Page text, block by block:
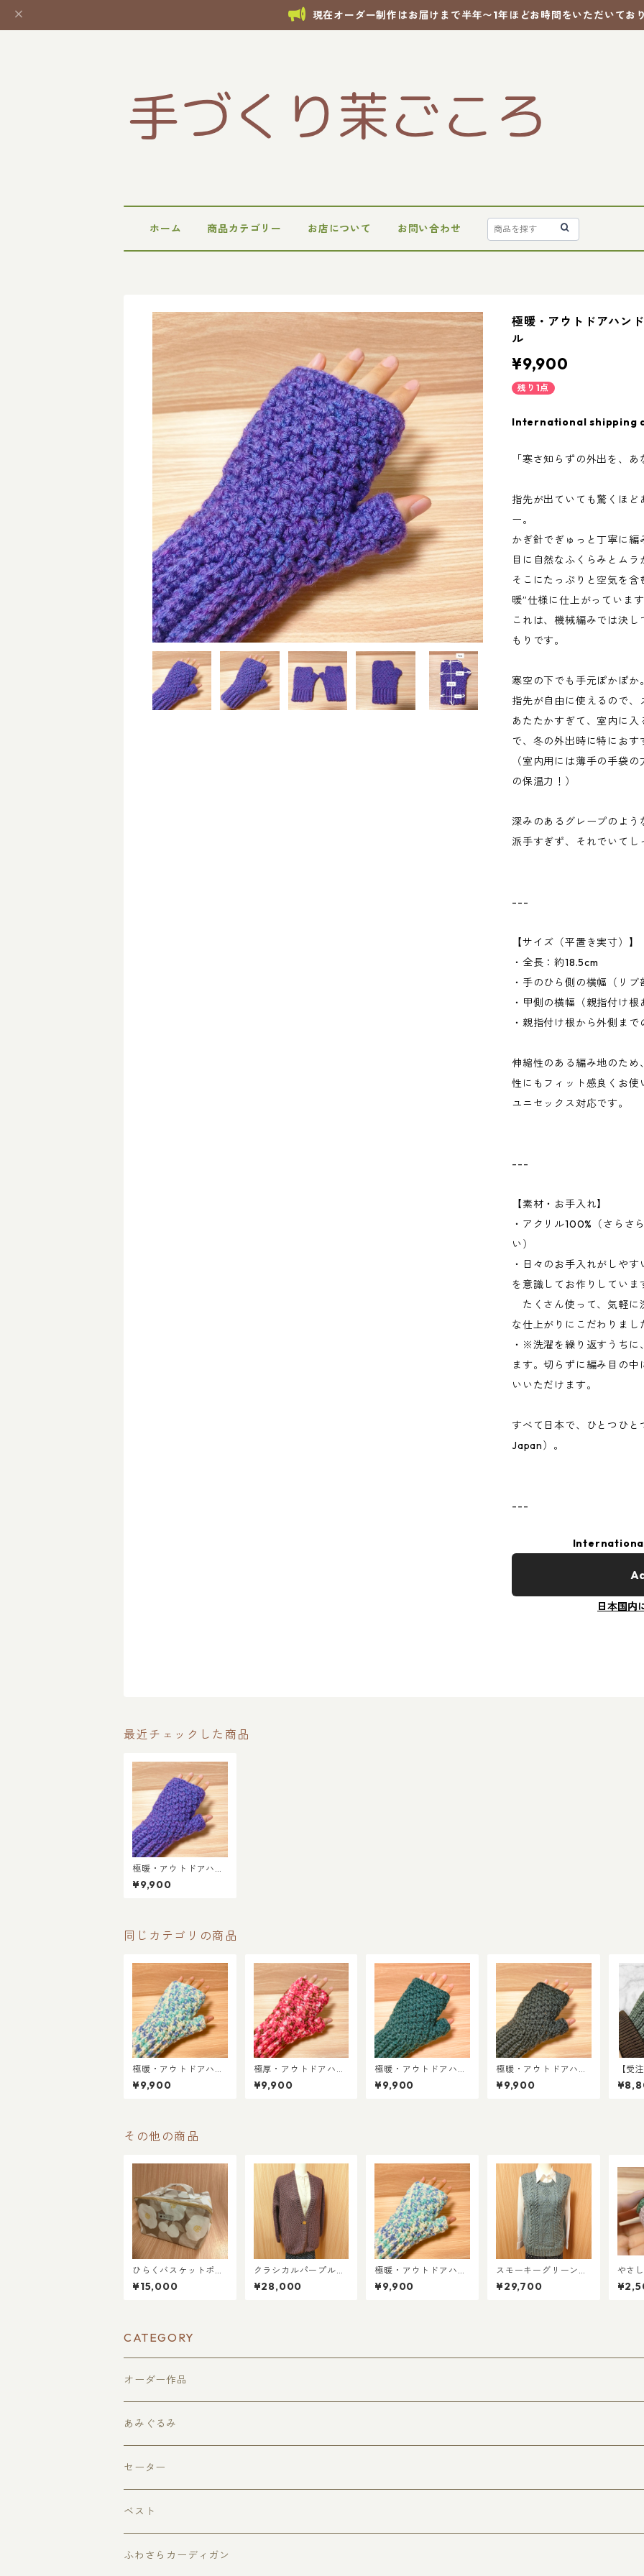
現在オーダー制作はお届けまで半年〜1年ほどお時間をいただいてお
ホーム 商品カテゴリー お店について お問い合わせ
極暖・アウトドアハン
ル
¥9,900
残り1点
International shipping
「寒さ知らずの外出を、
指先が出ていても驚くほ
ー。
かぎ針でぎゅっと丁寧に
目に自然なふくらみとムラ
そこにたっぷりと空気を
暖”仕様に仕上がっていま
これは、機械編みでは決
もりです。
寒空の下でも手元ぽかぽか
指先が自由に使えるので
あたたかすぎて、室内に
で、冬の外出時に特におす
（室内用には薄手の手袋
の保温力！）
深みのあるグレープのよ
派手すぎず、それでいて
---
【サイズ（平置き実寸）】
・全長：約18.5cm
・手のひら側の横幅（リ
・甲側の横幅（親指付け
・親指付け根から外側まで
伸縮性のある編み地のた
性にもフィット感良くお使
ユニセックス対応です。
---
【素材・お手入れ】
・アクリル100%（さらさ
い）
・日々のお手入れがしや
を意識してお作りしていま
たくさん使って、気軽に
な仕上がりにこだわりまし
・※洗濯を繰り返すうちに
ます。切らずに編み目の
いいただけます。
すべて日本で、ひとつひ
Japan）。
---
日本国内
最近チェックした商品
極暖・アウトドアハン
ドウォーマー／グレー
プパープル
¥9,900
同じカテゴリの商品
極暖・アウトドアハン
ドウォーマー／ミント
ソーダ
¥9,900
極厚・アウトドアハン
ドウォーマー／ラズベ
リーミックス
¥9,900
極暖・アウトドアハン
ドウォーマー／エメラ
ルドグリーン
¥9,900
極暖・アウトドアハン
ドウォーマー／フォレ
ストブラック
¥9,900
【受
わ・
ーマ
その他の商品
ひらくバスケットポー
チ – 多機能収納型 –
¥15,000
クラシカルパープル＊
ふわっと羽織る ふわさ
らカーディガン（2XL
¥28,000
極暖・アウトドアハン
ドウォーマー／ミント
ソーダ
¥9,900
スモーキーグリーンの
ケーブルニットベスト
（XLサイズ）
¥29,700
やさ
しい
ンの
CATEGORY
オーダー作品
あみぐるみ
果物
どうぶつ
どうぶつアイス・アイスクリーム
セーター
ベスト
ふわさらカーディガン